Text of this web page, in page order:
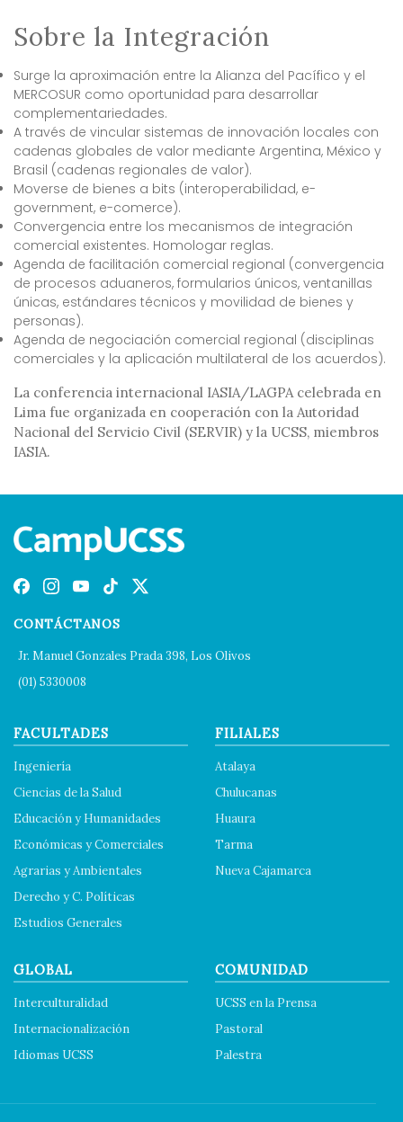
Sobre la Integración
Surge la aproximación entre la Alianza del Pacífico y el
MERCOSUR como oportunidad para desarrollar
complementariedades.
A través de vincular sistemas de innovación locales con
cadenas globales de valor mediante Argentina, México y
Brasil (cadenas regionales de valor).
Moverse de bienes a bits (interoperabilidad, e-
government, e-comerce).
Convergencia entre los mecanismos de integración
comercial existentes. Homologar reglas.
Agenda de facilitación comercial regional (convergencia
de procesos aduaneros, formularios únicos, ventanillas
únicas, estándares técnicos y movilidad de bienes y
personas).
Agenda de negociación comercial regional (disciplinas
comerciales y la aplicación multilateral de los acuerdos).
La conferencia internacional IASIA/LAGPA celebrada en
Lima fue organizada en cooperación con la Autoridad
Nacional del Servicio Civil (SERVIR) y la UCSS, miembros
IASIA.
CONTÁCTANOS
Jr. Manuel Gonzales Prada 398, Los Olivos
(01) 5330008
FACULTADES
Ingeniería
Ciencias de la Salud
Educación y Humanidades
Económicas y Comerciales
Agrarias y Ambientales
Derecho y C. Políticas
Estudios Generales
FILIALES
Atalaya
Chulucanas
Huaura
Tarma
Nueva Cajamarca
GLOBAL
Interculturalidad
Internacionalización
Idiomas UCSS
COMUNIDAD
UCSS en la Prensa
Pastoral
Palestra